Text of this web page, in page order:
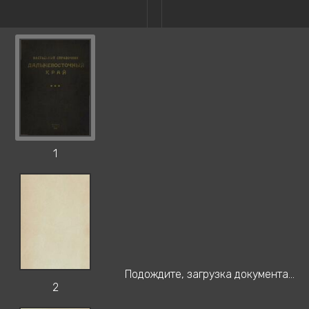
1
2
Подождите, загрузка документа...